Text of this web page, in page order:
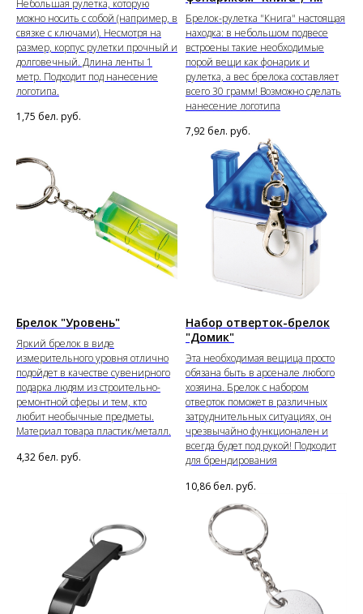
Небольшая рулетка, которую
можно носить с собой (например, в
связке с ключами). Несмотря на
размер, корпус рулетки прочный и
долговечный. Длина ленты 1
метр. Подходит под нанесение
логотипа.
1,75 бел. руб.
Брелок-рулетка "Книга" настоящая
находка: в небольшом подвесе
встроены такие необходимые
порой вещи как фонарик и
рулетка, а вес брелока составляет
всего 30 грамм! Возможно сделать
нанесение логотипа
7,92 бел. руб.
Брелок "Уровень"
Яркий брелок в виде
измерительного уровня отлично
подойдет в качестве сувенирного
подарка людям из строительно-
ремонтной сферы и тем, кто
любит необычные предметы.
Материал товара пластик/металл.
4,32 бел. руб.
Набор отверток-брелок
"Домик"
Эта необходимая вещица просто
обязана быть в арсенале любого
хозяина. Брелок с набором
отверток поможет в различных
затруднительных ситуациях, он
чрезвычайно функционален и
всегда будет под рукой! Подходит
для брендирования
10,86 бел. руб.